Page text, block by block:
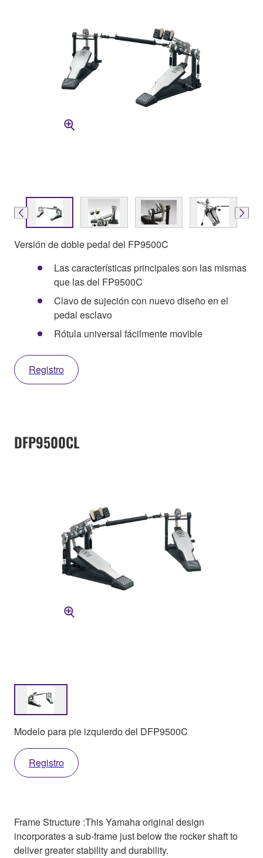
Versión de doble pedal del FP9500C
Las características principales son las mismas
que las del FP9500C
Clavo de sujeción con nuevo diseño en el
pedal esclavo
Rótula universal fácilmente movible
Registro
DFP9500CL
Modelo para pie izquierdo del DFP9500C
Registro
Frame Structure :This Yamaha original design
incorporates a sub-frame just below the rocker shaft to
deliver greater stability and durability.